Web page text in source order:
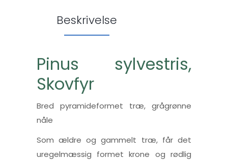
Beskrivelse
Pinus sylvestris,
Skovfyr
Bred pyramideformet træ, grågrønne
nåle
Som ældre og gammelt træ, får det
uregelmæssig formet krone og rødlig